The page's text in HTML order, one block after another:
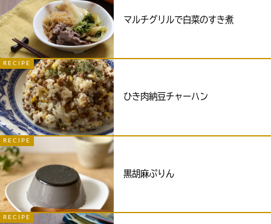
マルチグリルで白菜のすき煮
RECIPE
ひき肉納豆チャーハン
RECIPE
黒胡麻ぷりん
RECIPE